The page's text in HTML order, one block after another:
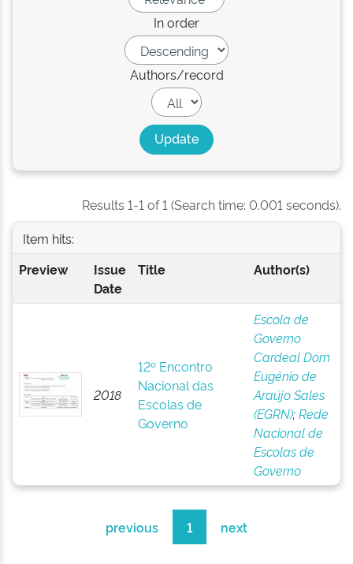
In order
Authors/record
Results 1-1 of 1 (Search time: 0.001 seconds).
Item hits:
Preview
Issue
Date
Title Author(s)
2018
12º Encontro
Nacional das
Escolas de
Governo
Escola de
Governo
Cardeal Dom
Eugênio de
Araújo Sales
(EGRN);Rede
Nacional de
Escolas de
Governo
previous 1 next